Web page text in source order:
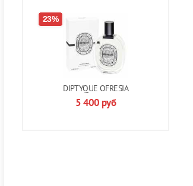
DIPTYQUE OFRESIA
5 400 руб
23%